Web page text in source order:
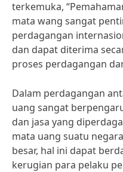
terkemuka,
mata wang sangat
perdagangan
dan dapat diterima
proses perdagangan
Dalam perdagangan
uang sangat
dan jasa yang
mata uang suatu
besar, hal ini dapat
kerugian para pelaku